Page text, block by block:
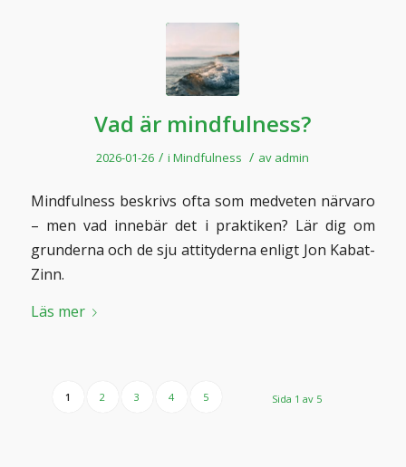
Vad är mindfulness?
2026-01-26 / iMindfulness / av admin
Mindfulness beskrivs ofta som medveten närvaro
– men vad innebär det i praktiken? Lär dig om
grunderna och de sju attityderna enligt Jon Kabat-
Zinn.
Läs mer
Sida 1 av 5
1 2 3 4 5